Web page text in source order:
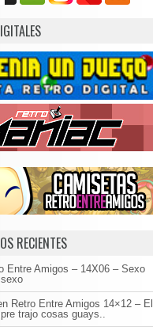
RECIENTES
Entre Amigos – 14X06 – Sexo
Retro Entre Amigos 14×12 – El
trajo cosas guays..